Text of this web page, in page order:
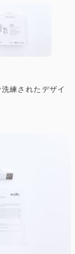
練されたデザイ